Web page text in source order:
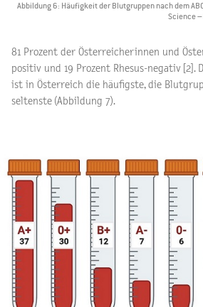
Abbildung 6: Häufigkeit der Blutgruppen nach dem
Science
81 Prozent der Österreicherinnen und
positiv und 19 Prozent Rhesus-negativ [2].
ist in Österreich die häufigste, die
seltenste (Abbildung 7).